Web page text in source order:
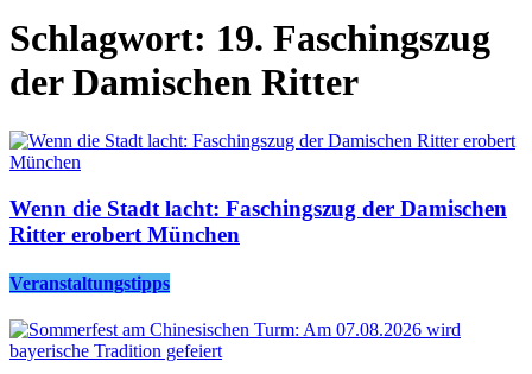
Schlagwort: 19. Faschingszug
der Damischen Ritter
Wenn die Stadt lacht: Faschingszug der Damischen
Ritter erobert München
Veranstaltungstipps